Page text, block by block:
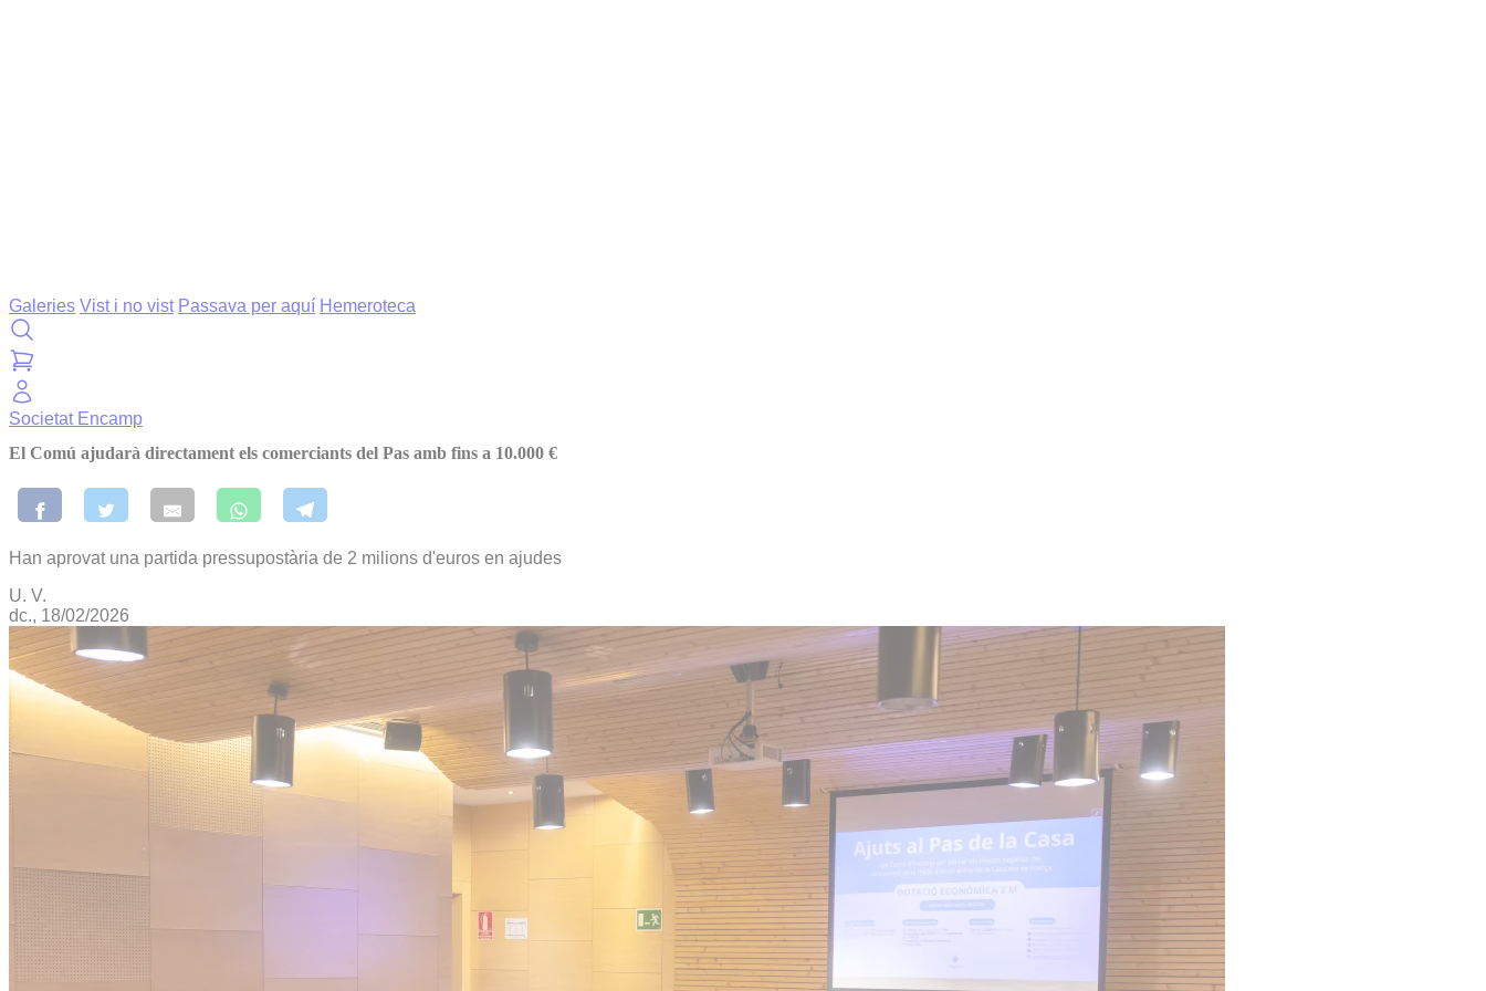
Galeries Vist i no vist Passava per aquí Hemeroteca
Societat Encamp
El Comú ajudarà directament els comerciants del Pas amb fins a 10.000 €
Han aprovat una partida pressupostària de 2 milions d'euros en ajudes
U. V.
dc., 18/02/2026